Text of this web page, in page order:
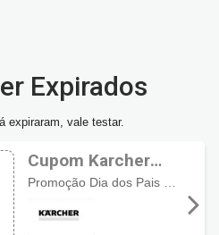
Expirados
expiraram, vale testar.
Cupom Karcher
com 12% OFF